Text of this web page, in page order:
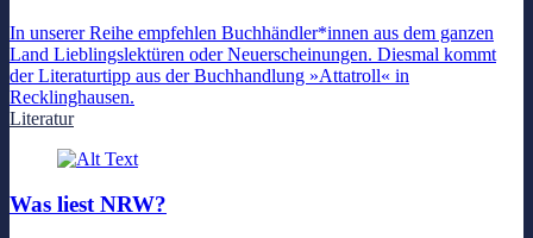
In unserer Reihe empfehlen Buchhändler*innen aus dem ganzen
Land Lieblingslektüren oder Neuerscheinungen. Diesmal kommt
der Literaturtipp aus der Buchhandlung »Attatroll« in
Recklinghausen.
Literatur
Was liest NRW?